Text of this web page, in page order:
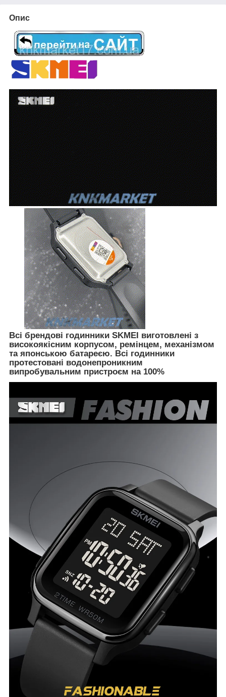
Опис
Всі брендові годинники SKMEI виготовлені з
високоякісним корпусом, ремінцем, механізмом
та японською батареєю. Всі годинники
протестовані водонепроникним
випробувальним пристроєм на 100%